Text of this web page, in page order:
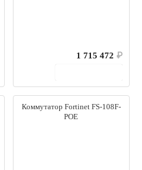
1 715 472 ₽
Коммутатор Fortinet FS-108F-
POE